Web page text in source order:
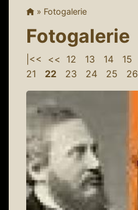
» Fotogalerie
Fotogalerie
|<< << 12 13 14 15
21
22 23 24 25 26